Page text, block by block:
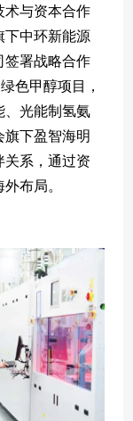
术与资本合作
下中环新能源
签署战略合作
色甲醇项目，
、光能制氢氨
下盈智海明
系，通过资
布局。